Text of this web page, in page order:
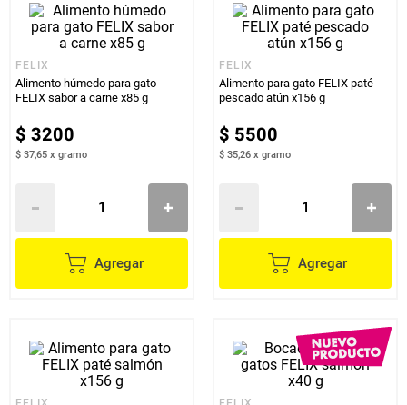
FELIX
Alimento húmedo para gato
FELIX sabor a carne x85 g
$ 3200
$ 37,65 x gramo
Agregar
FELIX
Alimento para gato FELIX paté
pescado atún x156 g
$ 5500
$ 35,26 x gramo
Agregar